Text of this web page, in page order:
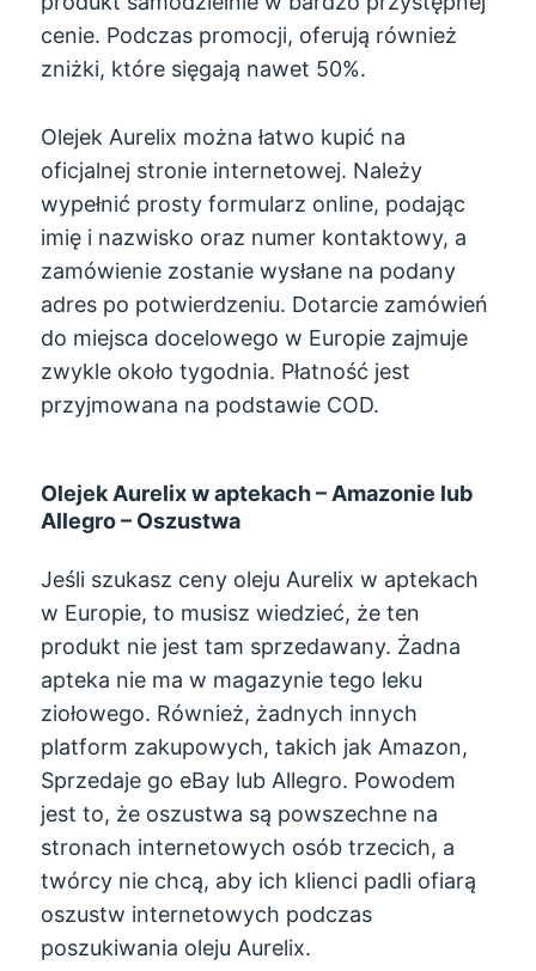
cenie. Podczas promocji, oferują również
zniżki, które sięgają nawet 50%.
Olejek Aurelix można łatwo kupić na
oficjalnej stronie internetowej. Należy
wypełnić prosty formularz online, podając
imię i nazwisko oraz numer kontaktowy, a
zamówienie zostanie wysłane na podany
adres po potwierdzeniu. Dotarcie zamówień
do miejsca docelowego w Europie zajmuje
zwykle około tygodnia. Płatność jest
przyjmowana na podstawie COD.
Olejek Aurelix w aptekach – Amazonie lub
Allegro – Oszustwa
Jeśli szukasz ceny oleju Aurelix w aptekach
w Europie, to musisz wiedzieć, że ten
produkt nie jest tam sprzedawany. Żadna
apteka nie ma w magazynie tego leku
ziołowego. Również, żadnych innych
platform zakupowych, takich jak Amazon,
Sprzedaje go eBay lub Allegro. Powodem
jest to, że oszustwa są powszechne na
stronach internetowych osób trzecich, a
twórcy nie chcą, aby ich klienci padli ofiarą
oszustw internetowych podczas
poszukiwania oleju Aurelix.